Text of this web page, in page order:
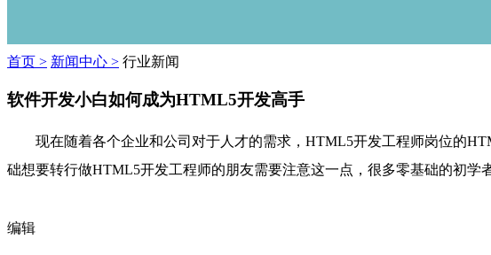
首页 > 新闻中心 > 行业新闻
软件开发小白如何成为HTML5开发高手
现在随着各个企业和公司对于人才的需求，HTML5开发工程师岗位的
础想要转行做HTML5开发工程师的朋友需要注意这一点，很多零基础的初
编辑